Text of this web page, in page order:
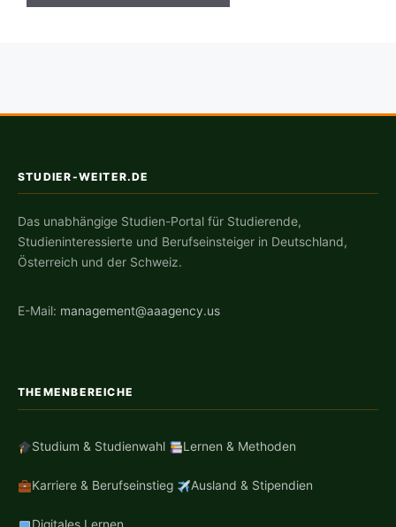
STUDIER-WEITER.DE
Das unabhängige Studien-Portal für Studierende,
Studieninteressierte und Berufseinsteiger in Deutschland,
Österreich und der Schweiz.
E-Mail: management@aaagency.us
THEMENBEREICHE
Studium & Studienwahl Lernen & Methoden
Karriere & Berufseinstieg Ausland & Stipendien